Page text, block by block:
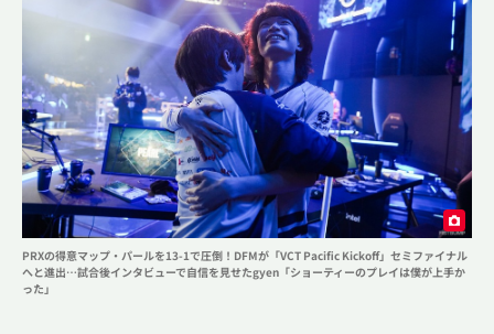
閉じる
Riot Games
ニュース Riot Games ONE
STREAMERS
大会・イベント情報
VALORANT&LoL関連ニュースメディア
PRXの得意マップ・パールを13-1で圧倒！DFMが「VCT Pacific Kickoff」セミファイナル
へと進出…試合後インタビューで自信を見せたgyen「ショーティーのプレイは僕が上手か
った」